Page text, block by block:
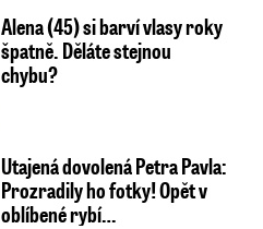
Alena (45) si barví vlasy roky
špatně. Děláte stejnou
chybu?
Utajená dovolená Petra Pavla:
Prozradily ho fotky! Opět v
oblíbené rybí…